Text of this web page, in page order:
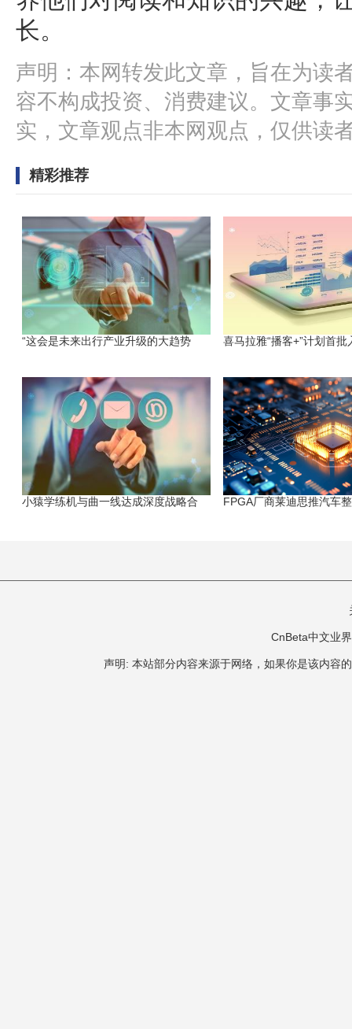
长。
声明：本网转发此文章，旨在为读
容不构成投资、消费建议。文章事
实，文章观点非本网观点，仅供读
精彩推荐
“这会是未来出行产业升级的大趋势 喜马拉雅“播客+”计划首批
小猿学练机与曲一线达成深度战略合 FPGA厂商莱迪思推汽车
CnBeta中文业
声明: 本站部分内容来源于网络，如果你是该内容